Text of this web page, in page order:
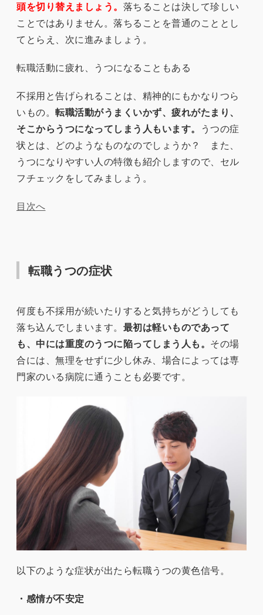
頭を切り替えましょう。 落ちることは決して珍しい
ことではありません。落ちることを普通のこととし
てとらえ、次に進みましょう。
転職活動に疲れ、うつになることもある
不採用と告げられることは、精神的にもかなりつら
いもの。 転職活動がうまくいかず、疲れがたまり、
そこからうつになってしまう人もいます。
うつの症
状とは、どのようなものなのでしょうか？ また、
うつになりやすい人の特徴も紹介しますので、セル
フチェックをしてみましょう。
目次へ
転職うつの症状
何度も不採用が続いたりすると気持ちがどうしても
落ち込んでしまいます。 最初は軽いものであって
も、中には重度のうつに陥ってしまう人も。 その場
合には、無理をせずに少し休み、場合によっては専
門家のいる病院に通うことも必要です。
以下のような症状が出たら転職うつの黄色信号。
・感情が不安定